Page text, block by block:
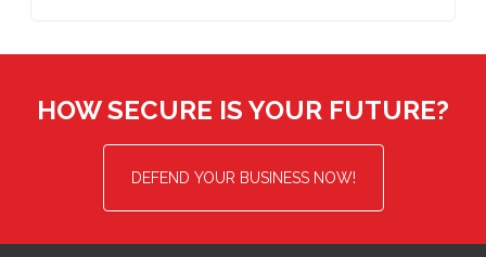
HOW SECURE IS YOUR FUTURE?
DEFEND YOUR BUSINESS NOW!